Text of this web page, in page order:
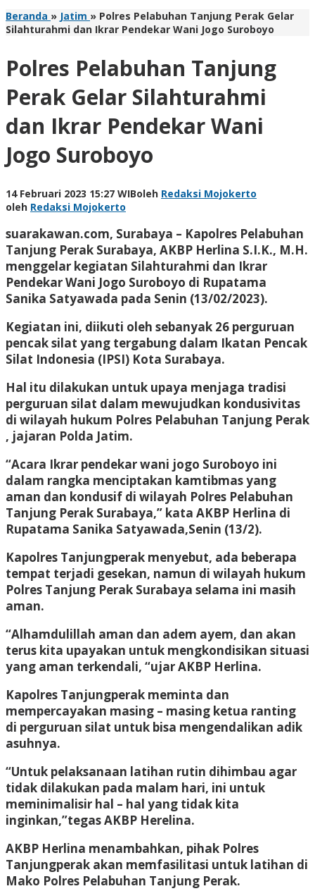
Beranda » Jatim » Polres Pelabuhan Tanjung Perak Gelar
Silahturahmi dan Ikrar Pendekar Wani Jogo Suroboyo
Polres Pelabuhan Tanjung
Perak Gelar Silahturahmi
dan Ikrar Pendekar Wani
Jogo Suroboyo
14 Februari 2023 15:27 WIBoleh Redaksi Mojokerto
oleh Redaksi Mojokerto
suarakawan.com, Surabaya – Kapolres Pelabuhan
Tanjung Perak Surabaya, AKBP Herlina S.I.K., M.H.
menggelar kegiatan Silahturahmi dan Ikrar
Pendekar Wani Jogo Suroboyo di Rupatama
Sanika Satyawada pada Senin (13/02/2023).
Kegiatan ini, diikuti oleh sebanyak 26 perguruan
pencak silat yang tergabung dalam Ikatan Pencak
Silat Indonesia (IPSI) Kota Surabaya.
Hal itu dilakukan untuk upaya menjaga tradisi
perguruan silat dalam mewujudkan kondusivitas
di wilayah hukum Polres Pelabuhan Tanjung Perak
, jajaran Polda Jatim.
“Acara Ikrar pendekar wani jogo Suroboyo ini
dalam rangka menciptakan kamtibmas yang
aman dan kondusif di wilayah Polres Pelabuhan
Tanjung Perak Surabaya,” kata AKBP Herlina di
Rupatama Sanika Satyawada,Senin (13/2).
Kapolres Tanjungperak menyebut, ada beberapa
tempat terjadi gesekan, namun di wilayah hukum
Polres Tanjung Perak Surabaya selama ini masih
aman.
“Alhamdulillah aman dan adem ayem, dan akan
terus kita upayakan untuk mengkondisikan situasi
yang aman terkendali, “ujar AKBP Herlina.
Kapolres Tanjungperak meminta dan
mempercayakan masing – masing ketua ranting
di perguruan silat untuk bisa mengendalikan adik
asuhnya.
“Untuk pelaksanaan latihan rutin dihimbau agar
tidak dilakukan pada malam hari, ini untuk
meminimalisir hal – hal yang tidak kita
inginkan,”tegas AKBP Herelina.
AKBP Herlina menambahkan, pihak Polres
Tanjungperak akan memfasilitasi untuk latihan di
Mako Polres Pelabuhan Tanjung Perak.